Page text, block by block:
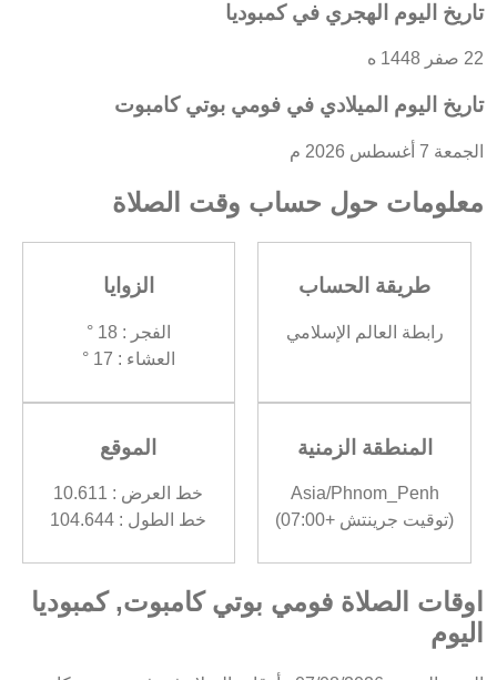
تاريخ اليوم الهجري في كمبوديا
22 صفر 1448 ه
تاريخ اليوم الميلادي في فومي بوتي كامبوت
الجمعة 7 أغسطس 2026 م
معلومات حول حساب وقت الصلاة
طريقة الحساب
رابطة العالم الإسلامي
الزوايا
الفجر : 18 °
العشاء : 17 °
المنطقة الزمنية
Asia/Phnom_Penh
(توقيت جرينتش +07:00)
الموقع
خط العرض : 10.611
خط الطول : 104.644
اوقات الصلاة فومي بوتي كامبوت, كمبوديا
اليوم